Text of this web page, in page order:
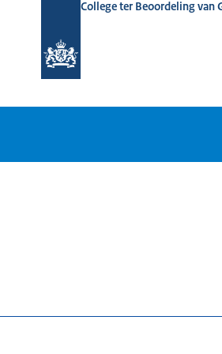
College ter Beoordeling van